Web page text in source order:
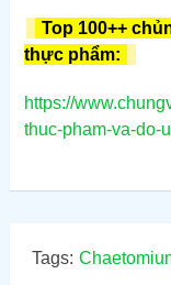
Top 100++
thực phẩm:
https://
thuc-pham-va-do-
Tags: